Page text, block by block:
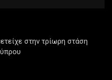
στην τρίωρη στάση